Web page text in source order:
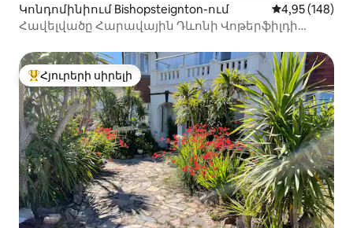
Կոնդոմինիում Bishopsteignton-ում Միջին
4,95 (148)
Հավելվածը Հարավային Դևոնի Վոթերֆիլդի
Հյուրերի սիրելի լավագույն տները
Հյուրերի սիրելի